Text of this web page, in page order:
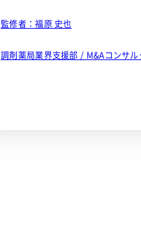
監修者：福原 史也
調剤薬局業界支援部 / M&Aコンサル